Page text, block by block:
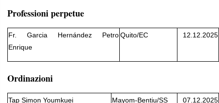
Professioni perpetue
Fr. Garcia Hernández Petro
Enrique
Quito/EC 12.12.2025
Ordinazioni
Tap Simon Youmkuei Mayom-Bentiu/SS 07.12.2025